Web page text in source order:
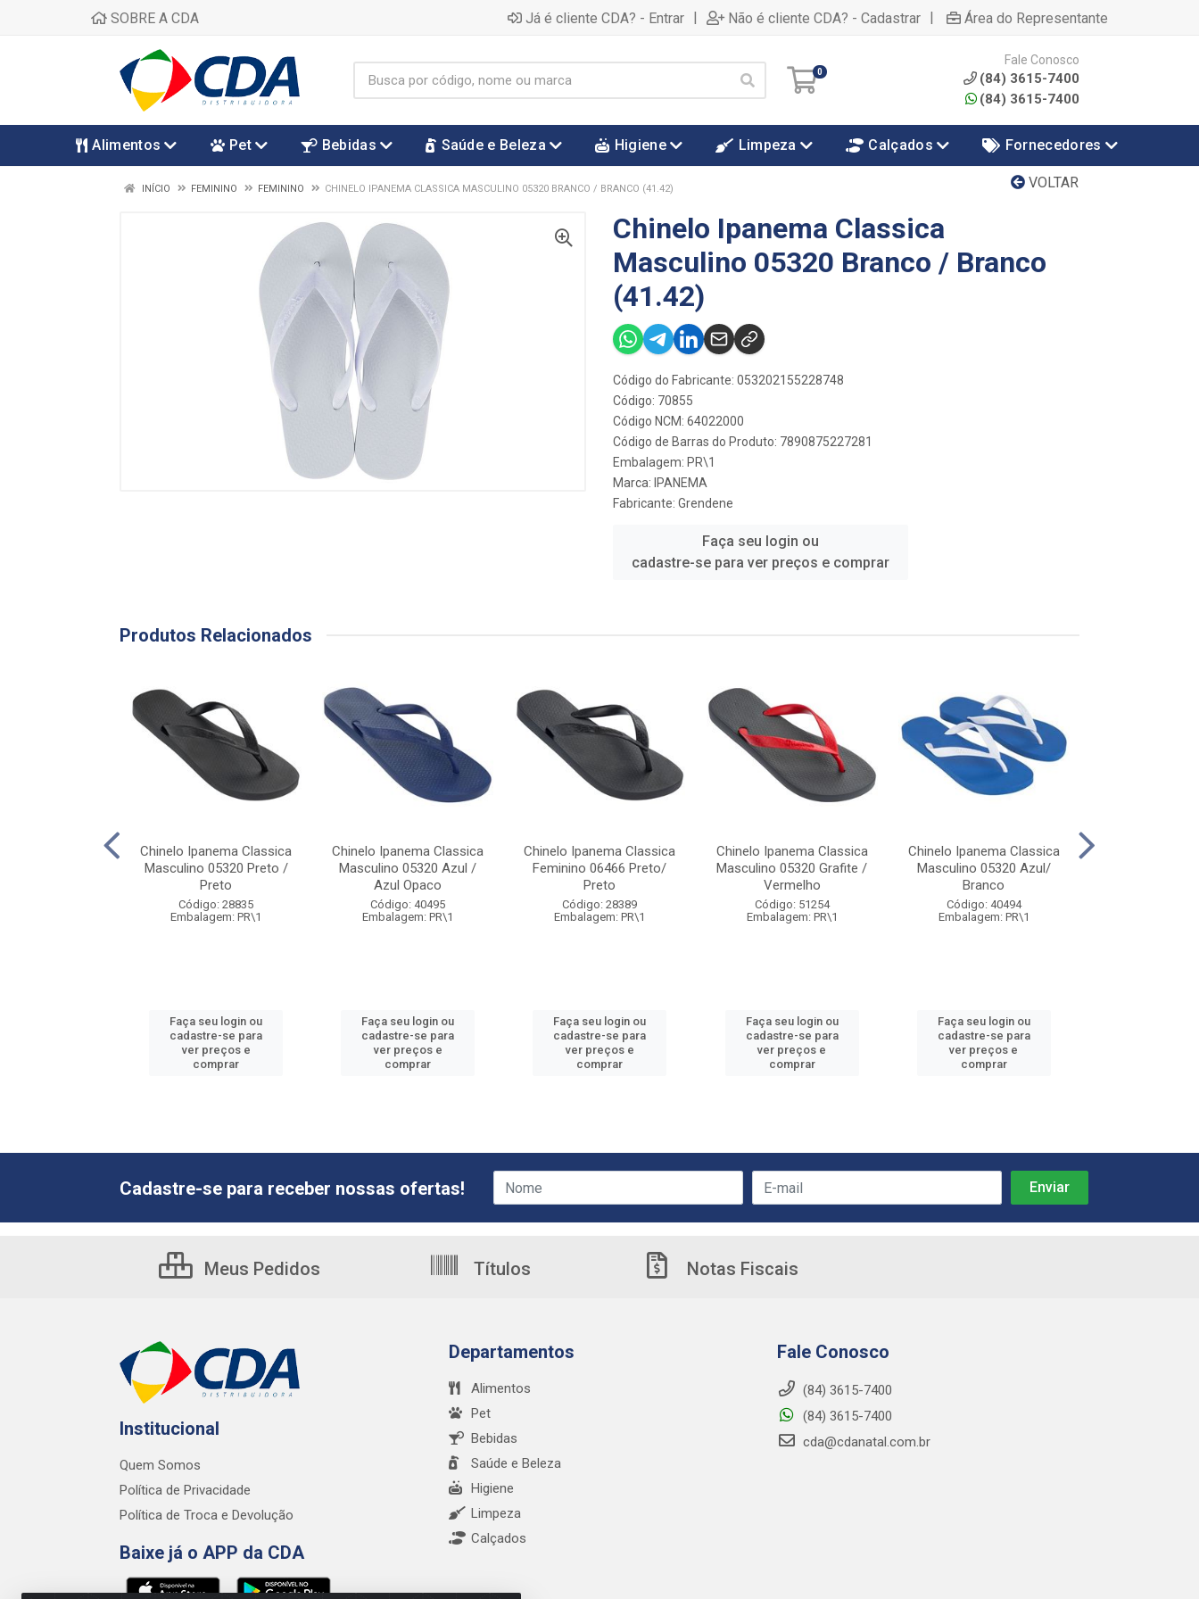
SOBRE A CDA Já é cliente CDA? - Entrar | Não é cliente CDA? - Cadastrar | Área do Representante
0
Fale Conosco
(84) 3615-7400
(84) 3615-7400
Alimentos Pet Bebidas Saúde e Beleza Higiene Limpeza Calçados Fornecedores
VOLTAR
INÍCIO FEMININO FEMININO CHINELO IPANEMA CLASSICA MASCULINO 05320 BRANCO / BRANCO (41.42)
Chinelo Ipanema Classica
Masculino 05320 Branco / Branco
(41.42)
Código do Fabricante: 053202155228748
Código: 70855
Código NCM: 64022000
Código de Barras do Produto: 7890875227281
Embalagem: PR\1
Marca: IPANEMA
Fabricante: Grendene
Faça seu login ou
cadastre-se para ver preços e comprar
Produtos Relacionados
Chinelo Ipanema Classica
Masculino 05320 Preto /
Preto
Código: 28835
Embalagem: PR\1
Faça seu login ou
cadastre-se para
ver preços e
comprar
Chinelo Ipanema Classica
Masculino 05320 Azul /
Azul Opaco
Código: 40495
Embalagem: PR\1
Faça seu login ou
cadastre-se para
ver preços e
comprar
Chinelo Ipanema Classica
Feminino 06466 Preto/
Preto
Código: 28389
Embalagem: PR\1
Faça seu login ou
cadastre-se para
ver preços e
comprar
Chinelo Ipanema Classica
Masculino 05320 Grafite /
Vermelho
Código: 51254
Embalagem: PR\1
Faça seu login ou
cadastre-se para
ver preços e
comprar
Chinelo Ipanema Classica
Masculino 05320 Azul/
Branco
Código: 40494
Embalagem: PR\1
Faça seu login ou
cadastre-se para
ver preços e
comprar
Cadastre-se para receber nossas ofertas!
Meus Pedidos Títulos Notas Fiscais
Institucional
Quem Somos
Política de Privacidade
Política de Troca e Devolução
Baixe já o APP da CDA
Departamentos
Alimentos
Pet
Bebidas
Saúde e Beleza
Higiene
Limpeza
Calçados
Fale Conosco
(84) 3615-7400
(84) 3615-7400
cda@cdanatal.com.br